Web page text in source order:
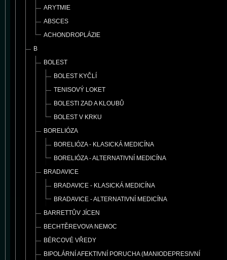
ARYTMIE
ABSCES
ACHONDROPLÁZIE
B
BOLEST
BOLEST KYČLÍ
TENISOVÝ LOKET
BOLESTI ZAD A KLOUBŮ
BOLEST V KRKU
BORELIÓZA
BORELIÓZA - KLASICKÁ MEDICÍNA
BORELIÓZA - ALTERNATIVNÍ MEDICÍNA
BRADAVICE
BRADAVICE - KLASICKÁ MEDICÍNA
BRADAVICE - ALTERNATIVNÍ MEDICÍNA
BARRETTŮV JÍCEN
BECHTĚREVOVA NEMOC
BÉRCOVÉ VŘEDY
BIPOLÁRNÍ AFEKTIVNÍ PORUCHA (MANIODEPRESIVNÍ